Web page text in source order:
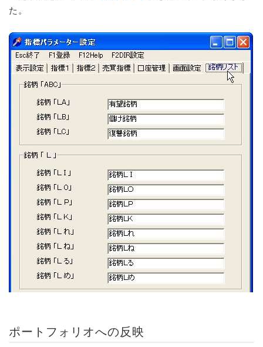
た。
ポートフォリオへの反映